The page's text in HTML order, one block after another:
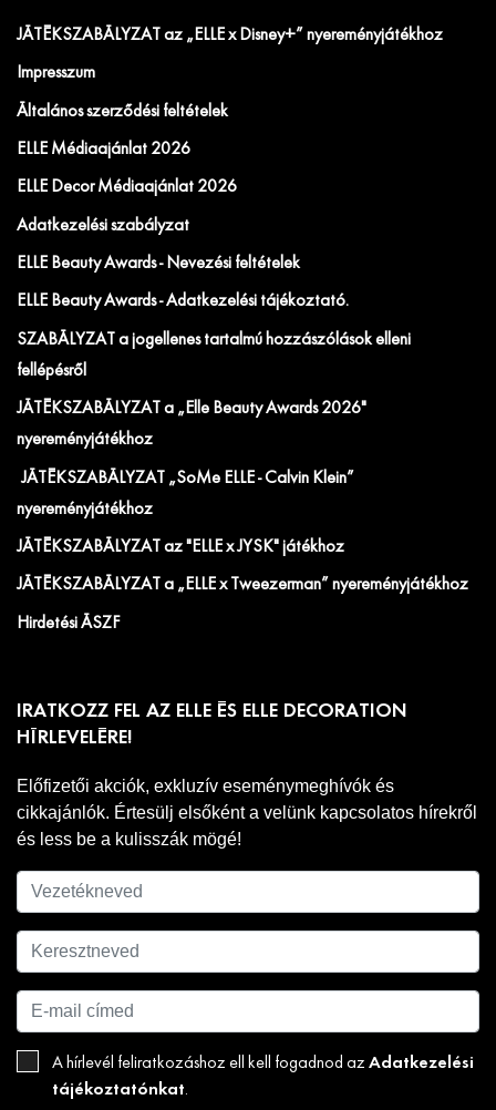
JÁTÉKSZABÁLYZAT az „ELLE x Disney+” nyereményjátékhoz
Impresszum
Általános szerződési feltételek
ELLE Médiaajánlat 2026
ELLE Decor Médiaajánlat 2026
Adatkezelési szabályzat
ELLE Beauty Awards - Nevezési feltételek
ELLE Beauty Awards - Adatkezelési tájékoztató.
SZABÁLYZAT a jogellenes tartalmú hozzászólások elleni
fellépésről
JÁTÉKSZABÁLYZAT a „Elle Beauty Awards 2026"
nyereményjátékhoz
JÁTÉKSZABÁLYZAT „SoMe ELLE - Calvin Klein”
nyereményjátékhoz
JÁTÉKSZABÁLYZAT az "ELLE x JYSK" játékhoz
JÁTÉKSZABÁLYZAT a „ELLE x Tweezerman” nyereményjátékhoz
Hirdetési ÁSZF
IRATKOZZ FEL AZ ELLE ÉS ELLE DECORATION
HÍRLEVELÉRE!
Előfizetői akciók, exkluzív eseménymeghívók és
cikkajánlók. Értesülj elsőként a velünk kapcsolatos hírekről
és less be a kulisszák mögé!
A hírlevél feliratkozáshoz ell kell fogadnod az Adatkezelési
tájékoztatónkat.